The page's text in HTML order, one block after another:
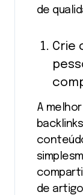
de
Crie
A
de